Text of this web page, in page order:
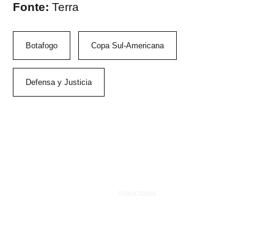
Fonte: Terra
Botafogo Copa Sul-Americana
Defensa y Justicia